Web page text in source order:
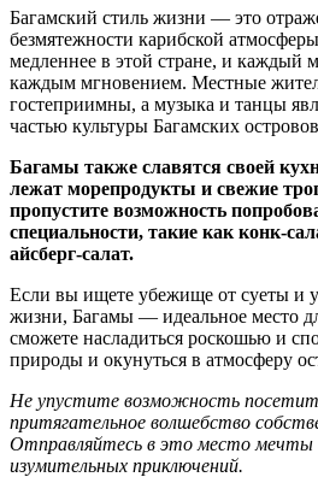
Багамский стиль жизни — это
безмятежности карибской
медленнее в этой стране, и каждый
каждым мгновением. Местные
гостеприимны, а музыка и танцы
частью культуры Багамских
Багамы также славятся своей
лежат морепродукты и свежие
пропустите возможность
специальности, такие как конк-
айсберг-салат.
Если вы ищете убежище от суеты и
жизни, Багамы — идеальное место
сможете насладиться роскошью и
природы и окунуться в атмосферу
Не упустите возможность
притягательное волшебство
Отправляйтесь в это место мечты
изумительных приключений.